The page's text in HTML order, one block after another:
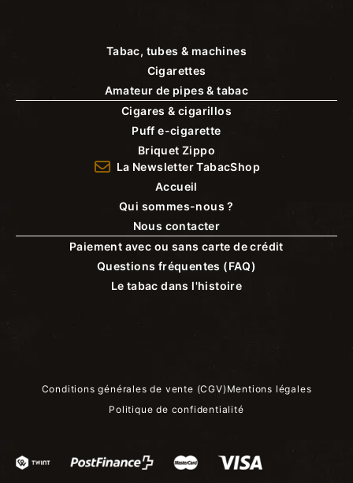
Tabac, tubes & machines
Cigarettes
Amateur de pipes & tabac
Cigares & cigarillos
Puff e-cigarette
Briquet Zippo
La Newsletter TabacShop
Accueil
Qui sommes-nous ?
Nous contacter
Paiement avec ou sans carte de crédit
Questions fréquentes (FAQ)
Le tabac dans l'histoire
Conditions générales de vente (CGV) Mentions légales
Politique de confidentialité